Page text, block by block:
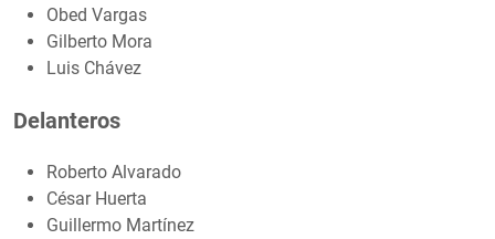
Obed Vargas
Gilberto Mora
Luis Chávez
Delanteros
Roberto Alvarado
César Huerta
Guillermo Martínez